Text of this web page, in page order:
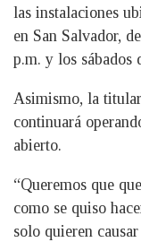
las instalaciones
en San Salvador,
p.m. y los sábados
Asimismo, la
continuará
abierto.
“Queremos que
como se quiso
solo quieren